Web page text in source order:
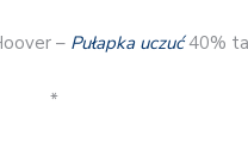
– Pułapka uczuć40%
*